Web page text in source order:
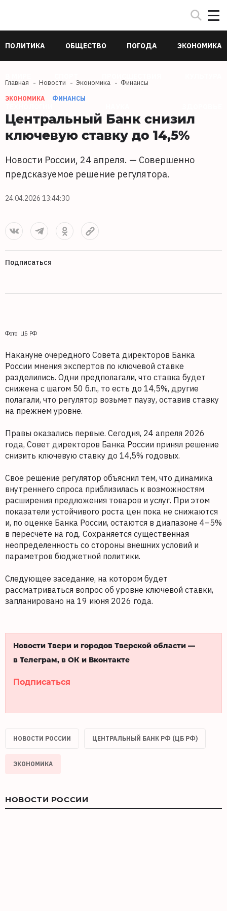
ПОЛИТИКА ОБЩЕСТВО ПОГОДА ЭКОНОМИКА
Главная Новости Экономика Финансы
ЭКОНОМИКА ФИНАНСЫ
Центральный Банк снизил
ключевую ставку до 14,5%
Новости России, 24 апреля. — Совершенно
предсказуемое решение регулятора.
24.04.2026 13:44:30
Подписаться
Фото: ЦБ РФ
Накануне очередного Совета директоров Банка
России мнения экспертов по ключевой ставке
разделились. Одни предполагали, что ставка будет
снижена с шагом 50 б.п., то есть до 14,5%, другие
полагали, что регулятор возьмет паузу, оставив ставку
на прежнем уровне.
Правы оказались первые. Сегодня, 24 апреля 2026
года, Совет директоров Банка России принял решение
снизить ключевую ставку до 14,5% годовых.
Свое решение регулятор объяснил тем, что динамика
внутреннего спроса приблизилась к возможностям
расширения предложения товаров и услуг. При этом
показатели устойчивого роста цен пока не снижаются
и, по оценке Банка России, остаются в диапазоне 4–5%
в пересчете на год. Сохраняется существенная
неопределенность со стороны внешних условий и
параметров бюджетной политики.
Следующее заседание, на котором будет
рассматриваться вопрос об уровне ключевой ставки,
запланировано на 19 июня 2026 года.
Новости Твери и городов Тверской области —
в Телеграм, в ОК и Вконтакте
Подписаться
НОВОСТИ РОССИИ ЦЕНТРАЛЬНЫЙ БАНК РФ (ЦБ РФ)
ЭКОНОМИКА
НОВОСТИ РОССИИ